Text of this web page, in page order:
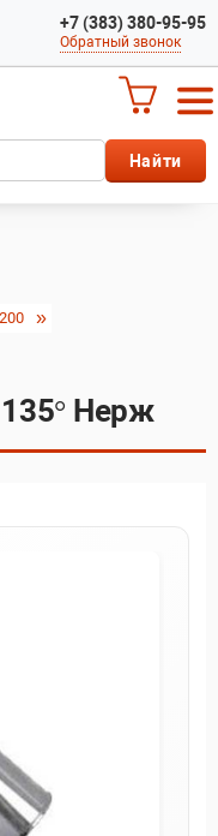
+7 (383) 380-95-95
Обратный звонок
Нерж